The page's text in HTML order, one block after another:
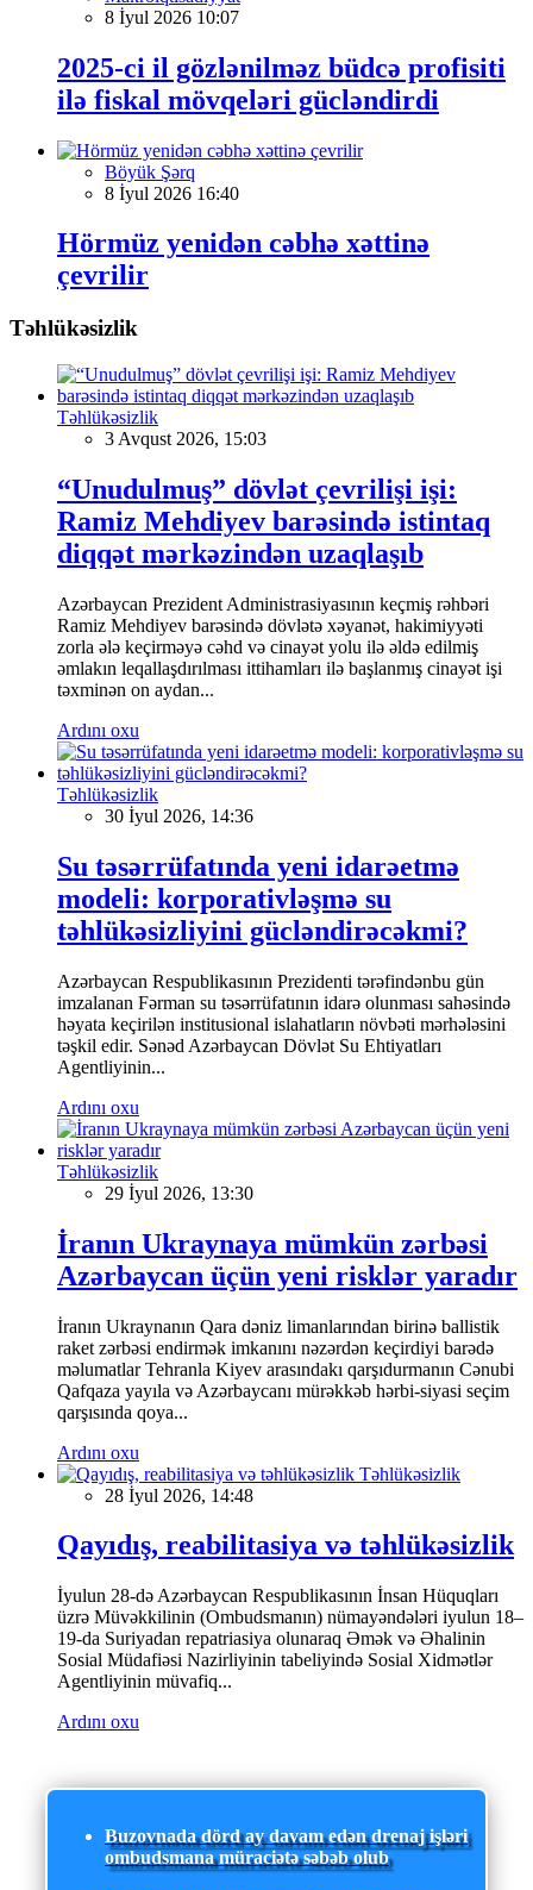
8 İyul 2026 10:07
2025-ci il gözlənilməz büdcə profisiti
ilə fiskal mövqeləri gücləndirdi
Böyük Şərq
8 İyul 2026 16:40
Hörmüz yenidən cəbhə xəttinə
çevrilir
Təhlükəsizlik
Təhlükəsizlik
3 Avqust 2026, 15:03
“Unudulmuş” dövlət çevrilişi işi:
Ramiz Mehdiyev barəsində istintaq
diqqət mərkəzindən uzaqlaşıb
Azərbaycan Prezident Administrasiyasının keçmiş rəhbəri
Ramiz Mehdiyev barəsində dövlətə xəyanət, hakimiyyəti
zorla ələ keçirməyə cəhd və cinayət yolu ilə əldə edilmiş
əmlakın leqallaşdırılması ittihamları ilə başlanmış cinayət işi
təxminən on aydan...
Ardını oxu
Təhlükəsizlik
30 İyul 2026, 14:36
Su təsərrüfatında yeni idarəetmə
modeli: korporativləşmə su
təhlükəsizliyini gücləndirəcəkmi?
Azərbaycan Respublikasının Prezidenti tərəfindənbu gün
imzalanan Fərman su təsərrüfatının idarə olunması sahəsində
həyata keçirilən institusional islahatların növbəti mərhələsini
təşkil edir. Sənəd Azərbaycan Dövlət Su Ehtiyatları
Agentliyinin...
Ardını oxu
Təhlükəsizlik
29 İyul 2026, 13:30
İranın Ukraynaya mümkün zərbəsi
Azərbaycan üçün yeni risklər yaradır
İranın Ukraynanın Qara dəniz limanlarından birinə ballistik
raket zərbəsi endirmək imkanını nəzərdən keçirdiyi barədə
məlumatlar Tehranla Kiyev arasındakı qarşıdurmanın Cənubi
Qafqaza yayıla və Azərbaycanı mürəkkəb hərbi-siyasi seçim
qarşısında qoya...
Ardını oxu
Təhlükəsizlik
28 İyul 2026, 14:48
Qayıdış, reabilitasiya və təhlükəsizlik
İyulun 28-də Azərbaycan Respublikasının İnsan Hüquqları
üzrə Müvəkkilinin (Ombudsmanın) nümayəndələri iyulun 18–
19-da Suriyadan repatriasiya olunaraq Əmək və Əhalinin
Sosial Müdafiəsi Nazirliyinin tabeliyində Sosial Xidmətlər
Agentliyinin müvafiq...
Ardını oxu
Buzovnada dörd ay davam edən drenaj işləri
ombudsmana müraciətə səbəb olub